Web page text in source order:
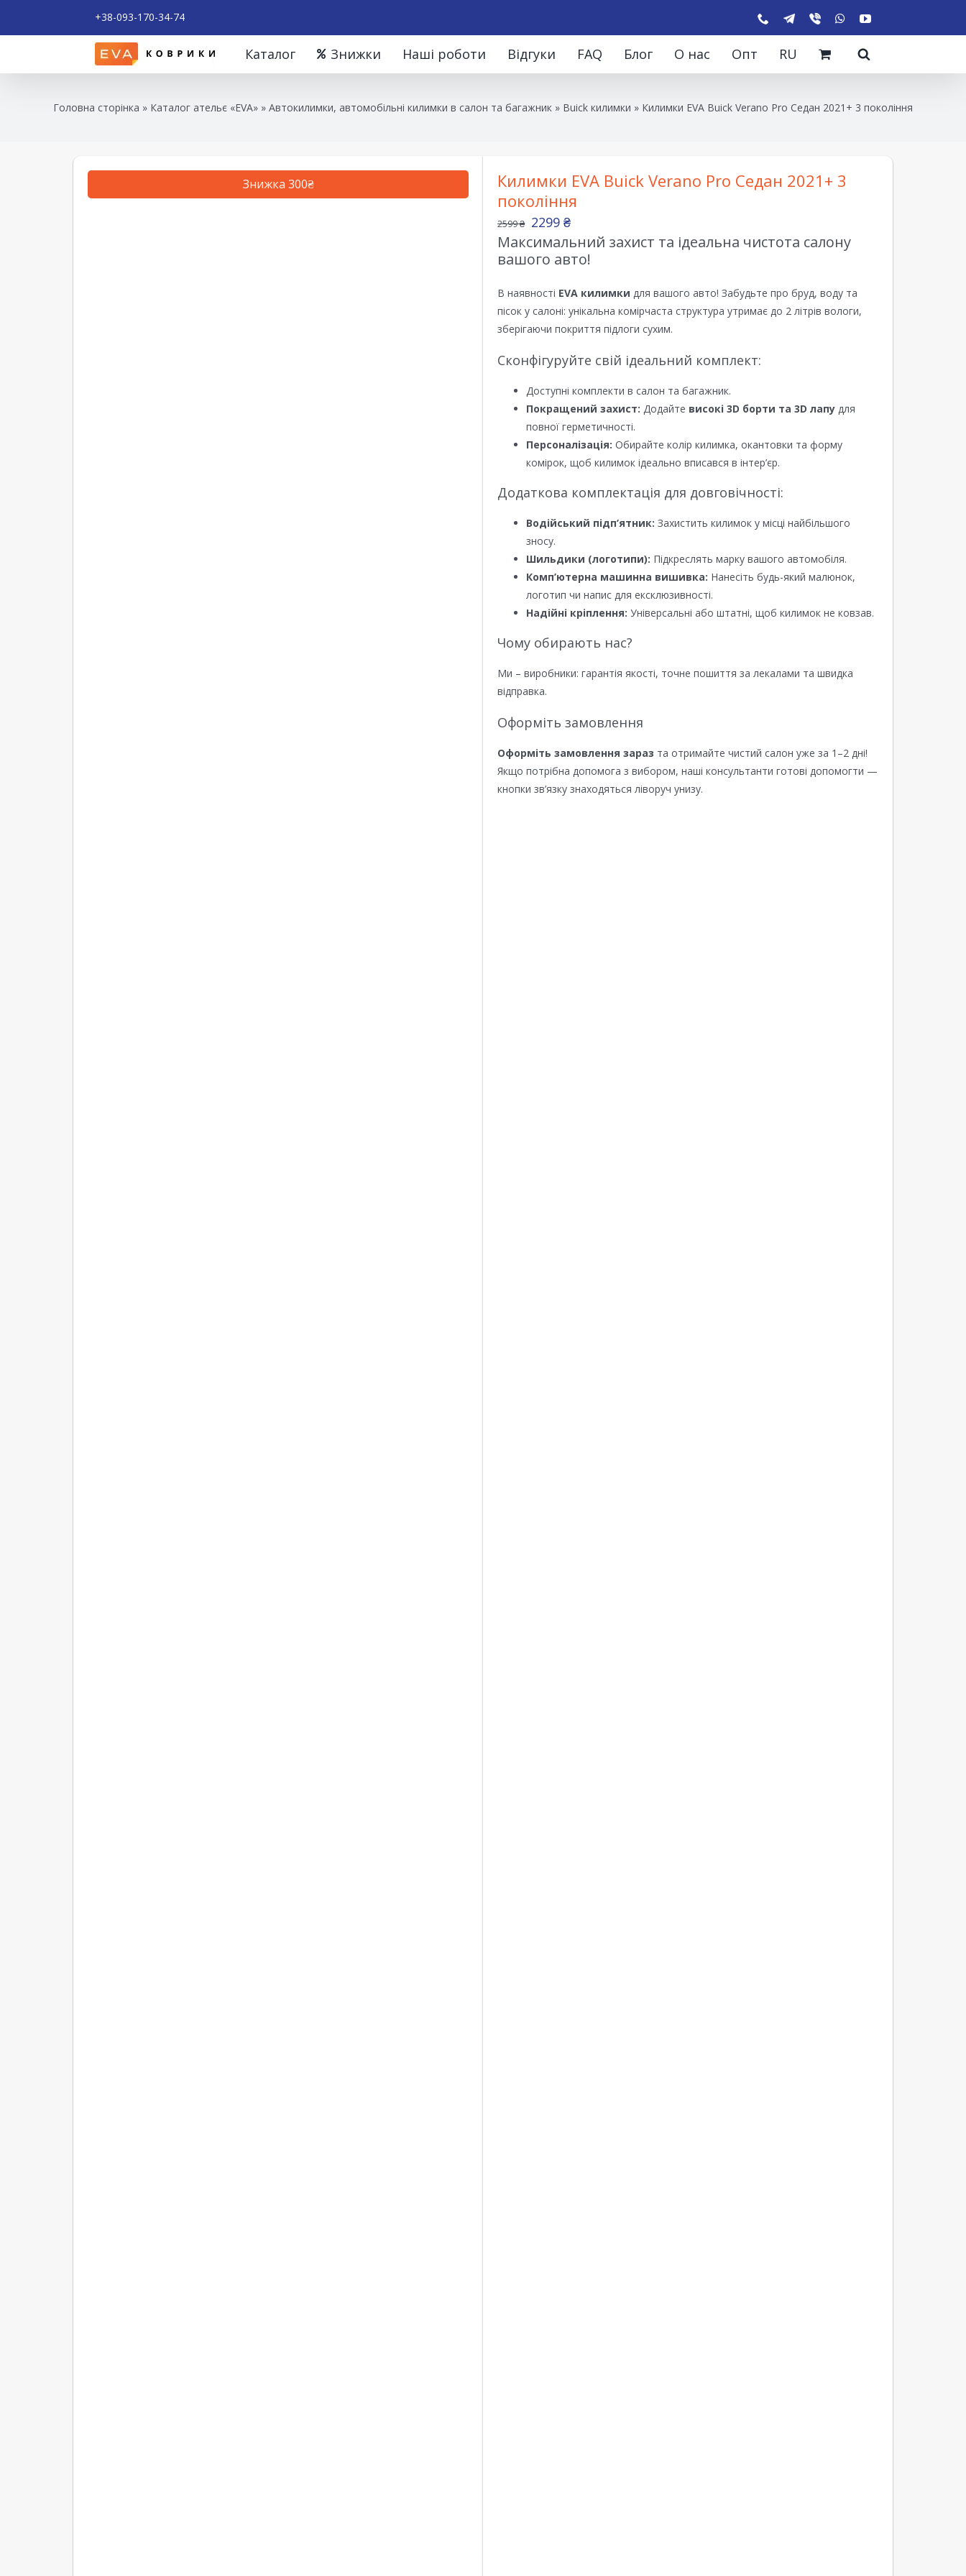
+38-093-170-34-74
Каталог Знижки Наші роботи Відгуки FAQ Блог О нас Опт RU
Головна сторінка » Каталог ательє «EVA» » Автокилимки, автомобільні килимки в салон та багажник » Buick килимки » Килимки EVA Buick Verano Pro Седан 2021+ 3 покоління
Знижка 300₴
Килимки EVA Buick Verano Pro Седан 2021+ 3
покоління
2599₴ 2299 ₴
Максимальний захист та ідеальна чистота салону
вашого авто!
В наявності EVA килимки для вашого авто! Забудьте про бруд, воду та
пісок у салоні: унікальна комірчаста структура утримає до 2 літрів вологи,
зберігаючи покриття підлоги сухим.
Сконфігуруйте свій ідеальний комплект:
Доступні комплекти в салон та багажник.
Покращений захист: Додайте високі 3D борти та 3D лапу для
повної герметичності.
Персоналізація: Обирайте колір килимка, окантовки та форму
комірок, щоб килимок ідеально вписався в інтер’єр.
Додаткова комплектація для довговічності:
Водійський підп’ятник: Захистить килимок у місці найбільшого
зносу.
Шильдики (логотипи): Підкреслять марку вашого автомобіля.
Комп’ютерна машинна вишивка: Нанесіть будь-який малюнок,
логотип чи напис для ексклюзивності.
Надійні кріплення: Універсальні або штатні, щоб килимок не ковзав.
Чому обирають нас?
Ми – виробники: гарантія якості, точне пошиття за лекалами та швидка
відправка.
Оформіть замовлення
Оформіть замовлення зараз та отримайте чистий салон уже за 1–2 дні!
Якщо потрібна допомога з вибором, наші консультанти готові допомогти —
кнопки зв’язку знаходяться ліворуч унизу.